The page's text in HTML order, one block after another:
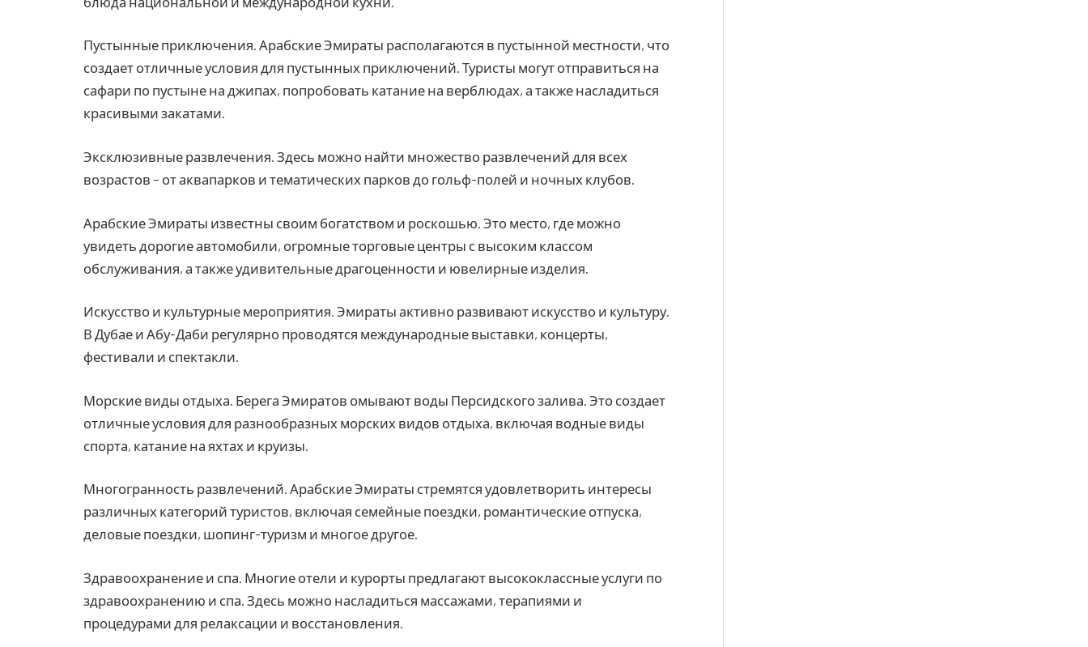
Пустынные приключения. Арабские Эмираты располагаются в пустынной местности, что
создает отличные условия для пустынных приключений. Туристы могут отправиться на
сафари по пустыне на джипах, попробовать катание на верблюдах, а также насладиться
красивыми закатами.
Эксклюзивные развлечения. Здесь можно найти множество развлечений для всех
возрастов – от аквапарков и тематических парков до гольф-полей и ночных клубов.
Арабские Эмираты известны своим богатством и роскошью. Это место, где можно
увидеть дорогие автомобили, огромные торговые центры с высоким классом
обслуживания, а также удивительные драгоценности и ювелирные изделия.
Искусство и культурные мероприятия. Эмираты активно развивают искусство и культуру.
В Дубае и Абу-Даби регулярно проводятся международные выставки, концерты,
фестивали и спектакли.
Морские виды отдыха. Берега Эмиратов омывают воды Персидского залива. Это создает
отличные условия для разнообразных морских видов отдыха, включая водные виды
спорта, катание на яхтах и круизы.
Многогранность развлечений. Арабские Эмираты стремятся удовлетворить интересы
различных категорий туристов, включая семейные поездки, романтические отпуска,
деловые поездки, шопинг-туризм и многое другое.
Здравоохранение и спа. Многие отели и курорты предлагают высококлассные услуги по
здравоохранению и спа. Здесь можно насладиться массажами, терапиями и
процедурами для релаксации и восстановления.